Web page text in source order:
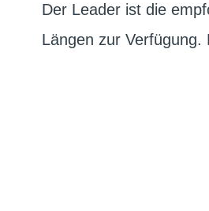
Der Leader ist die
Längen zur